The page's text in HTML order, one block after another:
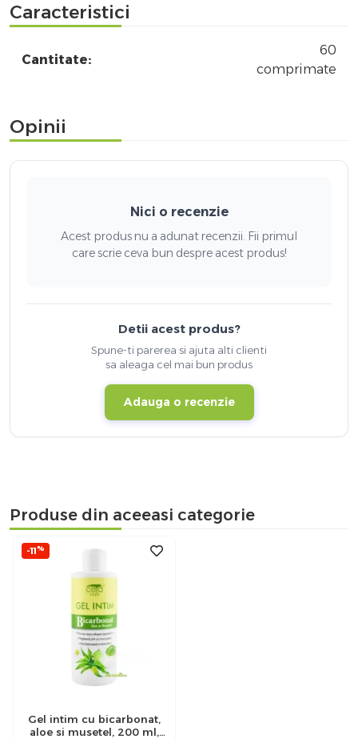
Caracteristici
Cantitate:
60
comprimate
Opinii
Nici o recenzie
Acest produs nu a adunat recenzii. Fii primul
care scrie ceva bun despre acest produs!
Detii acest produs?
Spune-ti parerea si ajuta alti clienti
sa aleaga cel mai bun produs
Adauga o recenzie
Produse din aceeasi categorie
-11%
Gel intim cu bicarbonat,
aloe si musetel, 200 ml,